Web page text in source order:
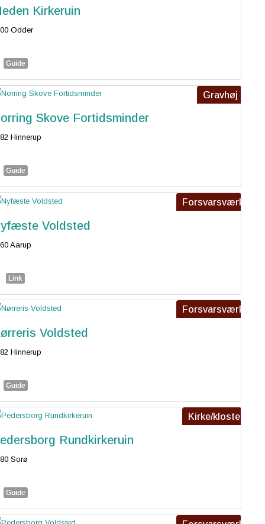
Kirkeruin
Odder
Guide
Gravhøj
Skove Fortidsminder
Hinnerup
Guide
Forsvarsværk
Voldsted
Aarup
Link
Forsvarsværk
Voldsted
Hinnerup
Guide
Kirke/kloster
Rundkirkeruin
Sorø
Guide